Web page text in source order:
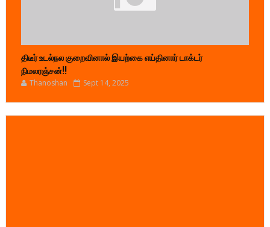
திடீர் உடல்நல குறைவினால் இயற்கை எய்தினார் டாக்டர்
நிமலரஞ்சன்!!
Thanoshan Sept 14, 2025